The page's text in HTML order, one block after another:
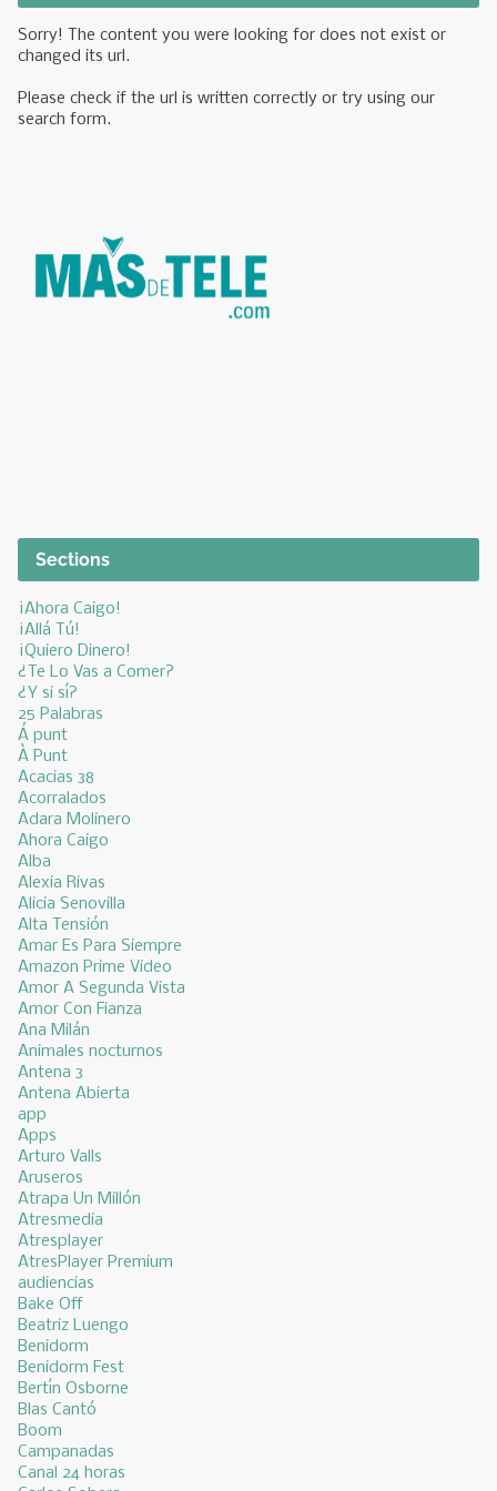
Sorry! The content you were looking for does not exist or
changed its url.
Please check if the url is written correctly or try using our
search form.
Sections
¡Ahora Caigo!
¡Allá Tú!
¡Quiero Dinero!
¿Te Lo Vas a Comer?
¿Y si sí?
25 Palabras
Á punt
À Punt
Acacias 38
Acorralados
Adara Molinero
Ahora Caigo
Alba
Alexia Rivas
Alicia Senovilla
Alta Tensión
Amar Es Para Siempre
Amazon Prime Video
Amor A Segunda Vista
Amor Con Fianza
Ana Milán
Animales nocturnos
Antena 3
Antena Abierta
app
Apps
Arturo Valls
Aruseros
Atrapa Un Millón
Atresmedia
Atresplayer
AtresPlayer Premium
audiencias
Bake Off
Beatriz Luengo
Benidorm
Benidorm Fest
Bertín Osborne
Blas Cantó
Boom
Campanadas
Canal 24 horas